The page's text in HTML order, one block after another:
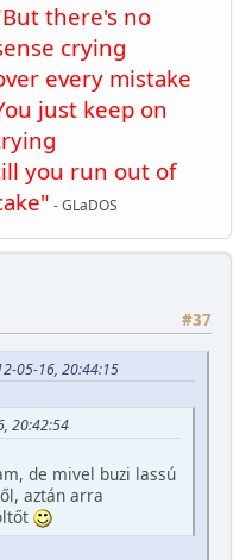
there's no
crying
every mistake
just keep on
you run out of
- GLaDOS
#37
05-16, 20:44:15
20:42:54
de mivel buzi lassú
aztán arra